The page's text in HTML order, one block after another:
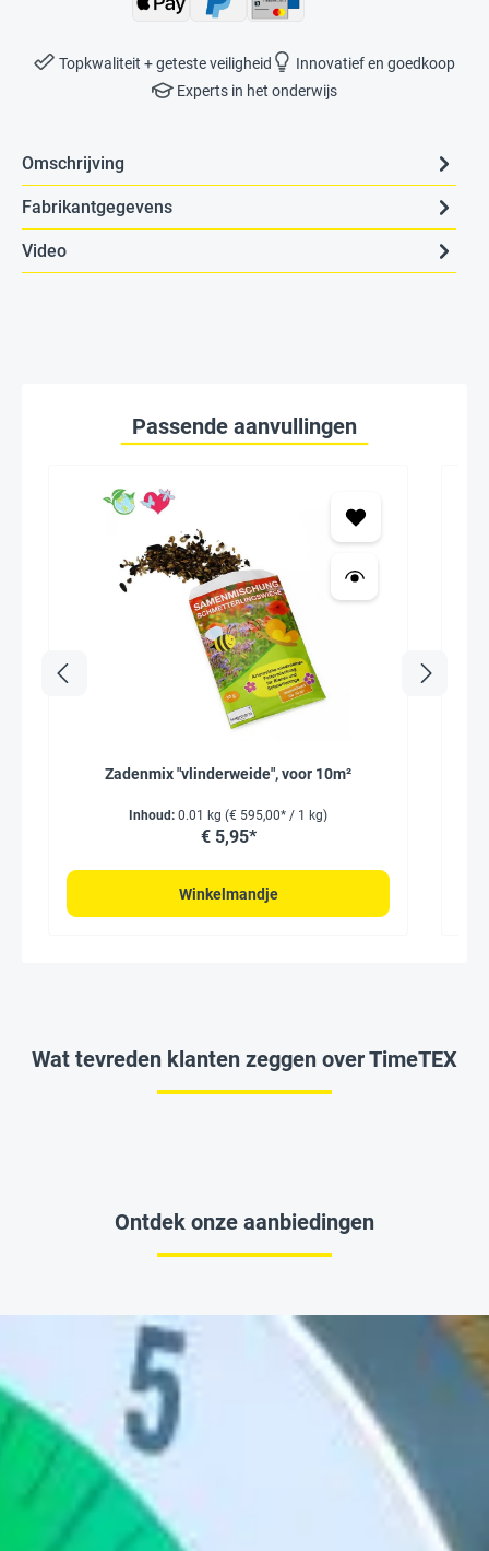
Topkwaliteit + geteste veiligheid
Innovatief en goedkoop
Experts in het onderwijs
Omschrijving
Fabrikantgegevens
Video
Passende aanvullingen
Zadenmix "vlinderweide", voor 10m²
Inhoud: 0.01 kg (€ 595,00* / 1 kg)
€ 5,95*
Winkelmandje
Wat tevreden klanten zeggen over TimeTEX
Ontdek onze aanbiedingen